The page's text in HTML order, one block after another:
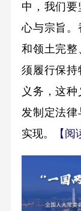
中，我们
心与宗旨。
和领土完
须履行保
义务，这
发制定法
实现。
【阅